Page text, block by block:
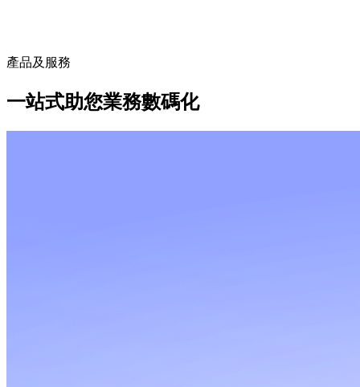
產品及服務
一站式助您業務數碼化